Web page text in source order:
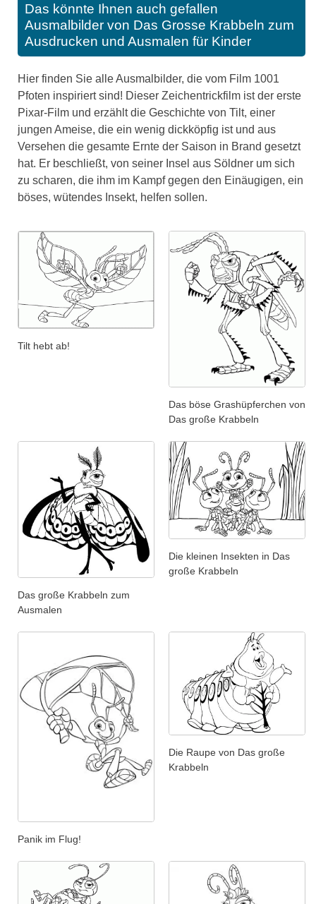
Das könnte Ihnen auch gefallen
Ausmalbilder von Das Grosse Krabbeln zum
Ausdrucken und Ausmalen für Kinder
Hier finden Sie alle Ausmalbilder, die vom Film 1001
Pfoten inspiriert sind! Dieser Zeichentrickfilm ist der erste
Pixar-Film und erzählt die Geschichte von Tilt, einer
jungen Ameise, die ein wenig dickköpfig ist und aus
Versehen die gesamte Ernte der Saison in Brand gesetzt
hat. Er beschließt, von seiner Insel aus Söldner um sich
zu scharen, die ihm im Kampf gegen den Einäugigen, ein
böses, wütendes Insekt, helfen sollen.
Tilt hebt ab!
Das böse Grashüpferchen von
Das große Krabbeln
Das große Krabbeln zum
Ausmalen
Die kleinen Insekten in Das
große Krabbeln
Panik im Flug!
Die Raupe von Das große
Krabbeln